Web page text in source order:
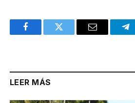
FacebookTwitter Email
LEER MÁS